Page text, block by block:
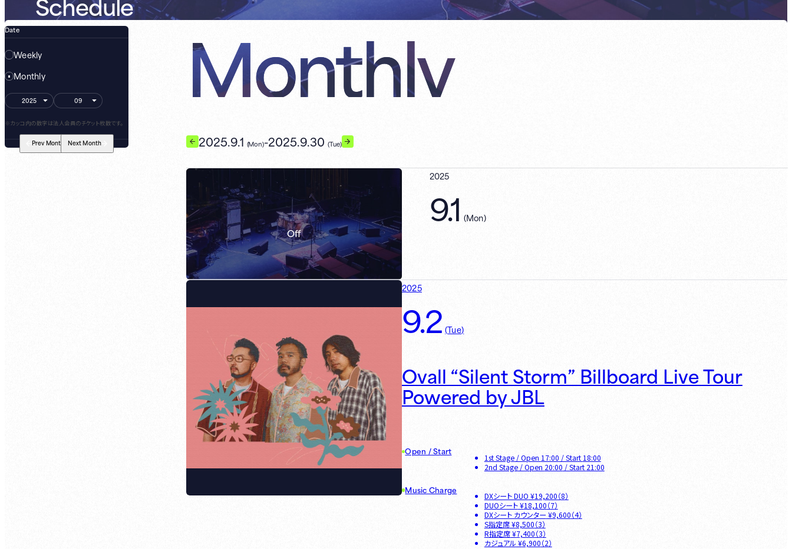
Date
Weekly
Monthly
※カッコ内の数字は法人会員のチケット枚数です。
Prev Month NextMonth
Monthly
2025.9.1 (Mon)-2025.9.30(Tue)
Off
2025
9.1 (Mon)
2025
9.2 (Tue)
Ovall “Silent Storm” Billboard Live Tour
Powered by JBL
Open / Start
1st Stage/ Open 17:00 / Start 18:00
2nd Stage/ Open 20:00 / Start 21:00
Music Charge
DXシート DUO ¥19,200（8）
DUOシート¥18,100（7）
DXシート カウンター ¥9,600（4）
S指定席¥8,500（3）
R指定席¥7,400（3）
カジュアル ¥6,900（2）